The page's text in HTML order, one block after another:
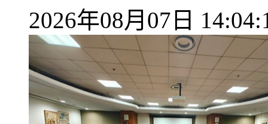
2026年08月07日